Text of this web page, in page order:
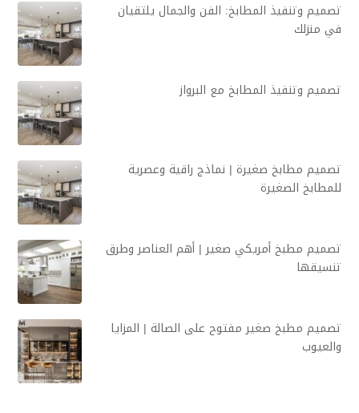
تصميم وتنفيذ المطابخ: الفن والجمال يلتقيان
في منزلك
تصميم وتنفيذ المطابخ مع البرواز
تصميم مطابخ صغيرة | نماذج راقية وعصرية
للمطابخ الصغيرة
تصميم مطبخ أمريكي صغير | أهم العناصر وطرق
تنسيقها
تصميم مطبخ صغير مفتوح على الصالة | المزايا
والعيوب